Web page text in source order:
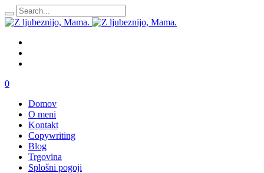
0
Domov
O meni
Kontakt
Copywriting
Blog
Trgovina
Splošni pogoji